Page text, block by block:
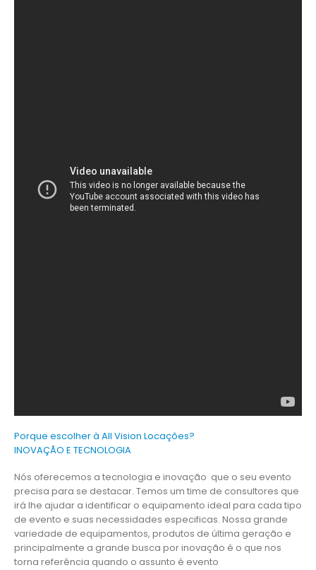
Porque escolher à All Vision Locações?
INOVAÇÃO E TECNOLOGIA
Nós oferecemos a tecnologia e inovação que o seu evento
precisa para se destacar. Temos um time de consultores que
irá lhe ajudar a identificar o equipamento ideal para cada tipo
de evento e suas necessidades especificas. Nossa grande
variedade de equipamentos, produtos de última geração e
principalmente a grande busca por inovação é o que nos
torna referência quando o assunto é evento